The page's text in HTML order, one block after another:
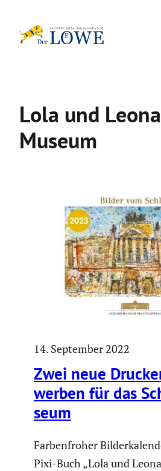
Inhalt
Lola und
Museum
14. September 2022
Zwei neue
werben für das
seum
Farben­froher
Pixi-Buch „Lola und